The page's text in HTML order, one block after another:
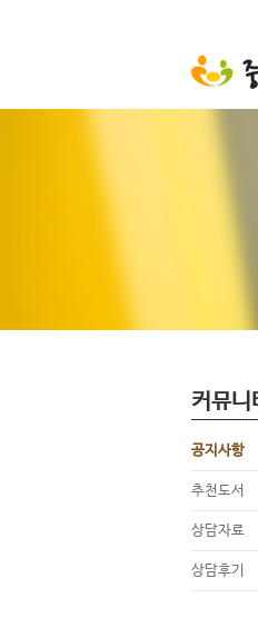
커뮤니
공지사항
추천도서
상담자료
상담후기